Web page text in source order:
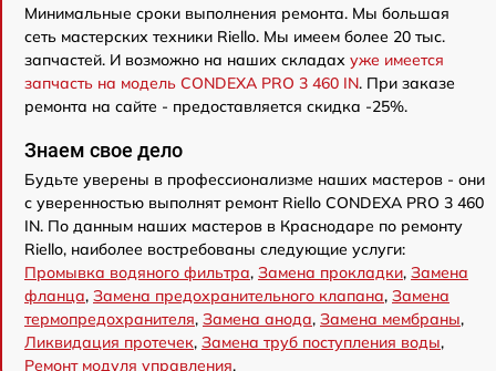
Минимальные сроки выполнения ремонта. Мы большая
сеть мастерских техники Riello. Мы имеем более 20 тыс.
запчастей. И возможно на наших складах уже имеется
запчасть на модель CONDEXA PRO 3 460 IN. При заказе
ремонта на сайте - предоставляется скидка -25%.
Знаем свое дело
Будьте уверены в профессионализме наших мастеров - они
с уверенностью выполнят ремонт Riello CONDEXA PRO 3 460
IN. По данным наших мастеров в Краснодаре по ремонту
Riello, наиболее востребованы следующие услуги:
Промывка водяного фильтра, Замена прокладки, Замена
фланца, Замена предохранительного клапана, Замена
термопредохранителя, Замена анода, Замена мембраны,
Ликвидация протечек, Замена труб поступления воды,
Ремонт модуля управления.